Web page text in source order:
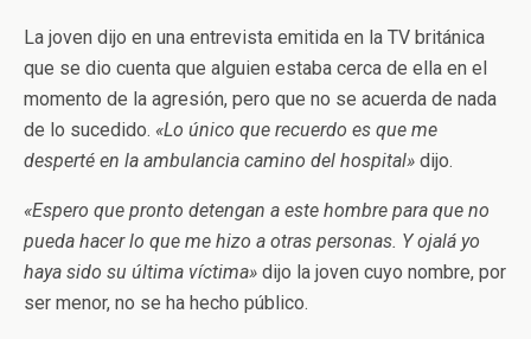
La joven dijo en una entrevista emitida en la TV británica
que se dio cuenta que alguien estaba cerca de ella en el
momento de la agresión, pero que no se acuerda de nada
de lo sucedido. «Lo único que recuerdo es que me
desperté en la ambulancia camino del hospital» dijo.
«Espero que pronto detengan a este hombre para que no
pueda hacer lo que me hizo a otras personas. Y ojalá yo
haya sido su última víctima» dijo la joven cuyo nombre, por
ser menor, no se ha hecho público.